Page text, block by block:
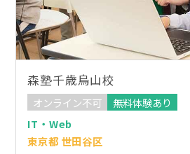
森塾千歳烏山校
オンライン不可
無料体験あり
IT・Web
東京都 世田谷区